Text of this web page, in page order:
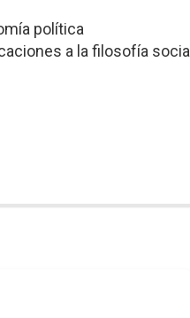
política
a la filosofía social